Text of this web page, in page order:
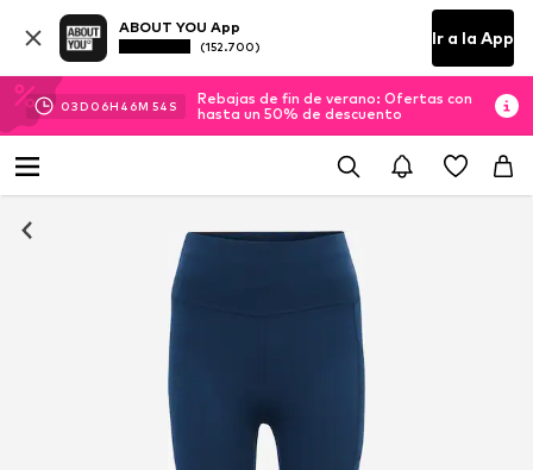
ABOUT YOU App
(152.700) Ir a la App
03D 06H 46M 53 S
Rebajas de fin de verano: Ofertas con
hasta un 50% de descuento